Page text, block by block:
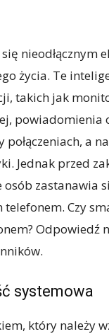
nieodłącznym
życia. Te
takich jak
powiadomienia
połączeniach, a
Jednak przed
zastanawia
Czy
Odpowiedź
systemowa
który należy